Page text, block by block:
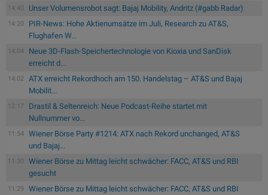
14:40 Unser Volumensrobot sagt: Bajaj Mobility, Andritz (#gabb Radar)
14:20
PIR-News: Hohe Aktienumsätze im Juli, Research zu AT&S,
Flughafen W...
14:04
Neue 3D-Flash-Speichertechnologie von Kioxia und SanDisk
erreicht d...
14:02
ATX erreicht Rekordhoch am 150. Handelstag – AT&S und Bajaj
Mobilit...
12:17
Drastil & Seltenreich: Neue Podcast-Reihe startet mit
Nullnummer vo...
11:54
Wiener Börse Party #1214: ATX nach Rekord unchanged, AT&S
und Bajaj...
11:30
Wiener Börse zu Mittag leicht schwächer: FACC, AT&S und RBI
gesucht
11:29
Wiener Börse zu Mittag leicht schwächer: FACC, AT&S und RBI